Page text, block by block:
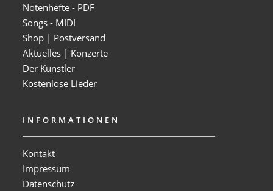
Notenhefte - PDF
Songs - MIDI
Shop | Postversand
Aktuelles | Konzerte
Der Künstler
Kostenlose Lieder
INFORMATIONEN
Kontakt
Impressum
Datenschutz